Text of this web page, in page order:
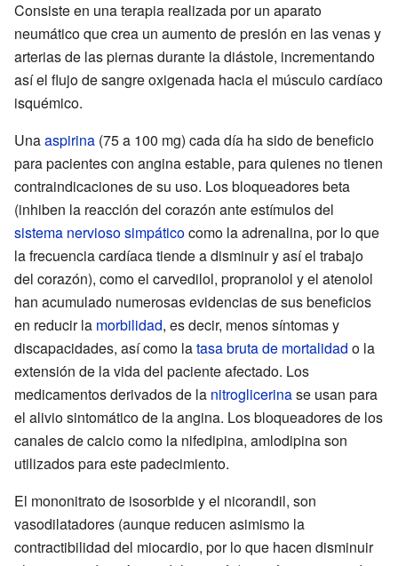
Consiste en una terapia realizada por un aparato
neumático que crea un aumento de presión en las venas y
arterias de las piernas durante la diástole, incrementando
así el flujo de sangre oxigenada hacia el músculo cardíaco
isquémico.
Unaaspirina (75 a 100 mg) cada día ha sido de beneficio
para pacientes con angina estable, para quienes no tienen
contraindicaciones de su uso. Los bloqueadores beta
(inhiben la reacción del corazón ante estímulos del
sistema nervioso simpáticocomo la adrenalina, por lo que
la frecuencia cardíaca tiende a disminuir y así el trabajo
del corazón), como el carvedilol, propranolol y el atenolol
han acumulado numerosas evidencias de sus beneficios
en reducir la morbilidad, es decir, menos síntomas y
discapacidades, así como latasa bruta de mortalidad o la
extensión de la vida del paciente afectado. Los
medicamentos derivados de la nitroglicerinase usan para
el alivio sintomático de la angina. Los bloqueadores de los
canales de calcio como la nifedipina, amlodipina son
utilizados para este padecimiento.
El mononitrato de isosorbide y el nicorandil, son
vasodilatadores (aunque reducen asimismo la
contractibilidad del miocardio, por lo que hacen disminuir